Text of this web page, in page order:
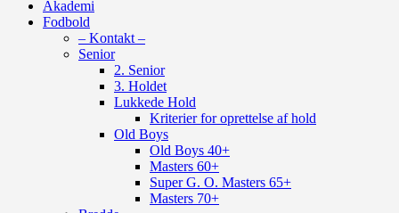
Akademi
Fodbold
– Kontakt –
Senior
2. Senior
3. Holdet
Lukkede Hold
Kriterier for oprettelse af hold
Old Boys
Old Boys 40+
Masters 60+
Super G. O. Masters 65+
Masters 70+